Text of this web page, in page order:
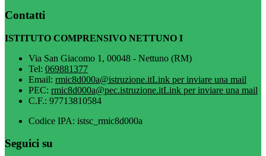
Contatti
ISTITUTO COMPRENSIVO NETTUNO I
Via San Giacomo 1, 00048 - Nettuno (RM)
Tel: 069881377
Email: rmic8d000a@istruzione.itLink per inviare una mail
PEC: rmic8d000a@pec.istruzione.itLink per inviare una mail
C.F.: 97713810584
Codice IPA: istsc_rmic8d000a
Seguici su